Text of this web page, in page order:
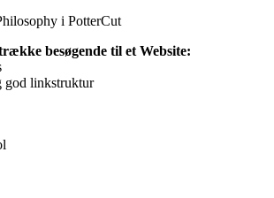
i PotterCut
besøgende til et Website:
god linkstruktur